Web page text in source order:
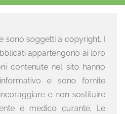
sono soggetti a copyright. I
appartengono ai loro
contenute nel sito hanno
e sono fornite
e non sostituire
e medico curante. Le